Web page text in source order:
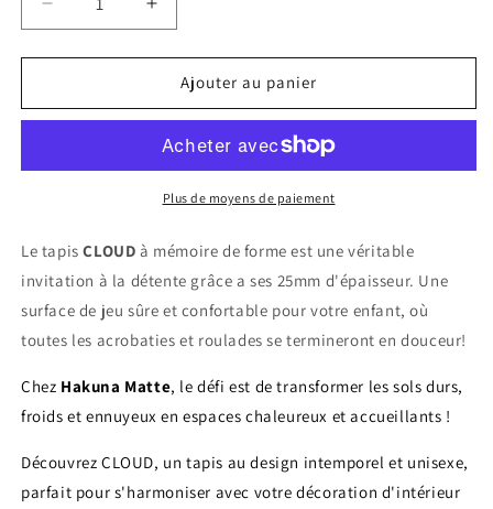
Réduire
la
quantité
Tapis
mémoire
CLOUD
Augmenter
la
quantité
Tapis
mémoire
de
CLOUD
Ajouter au panier
Plus de moyens de paiement
Le tapisCLOUD à mémoire de forme est une véritable
invitation à la détente grâce a ses 25mm d'épaisseur. Une
surface de jeu sûre et confortable pour votre enfant, où
toutes les acrobaties et roulades se termineront en douceur!
Chez Hakuna Matte, le défi est de transformer les sols durs,
froids et ennuyeux en espaces chaleureux et accueillants !
Découvrez CLOUD, un tapis au design intemporel et unisexe,
parfait pour s'harmoniser avec votre décoration d'intérieur